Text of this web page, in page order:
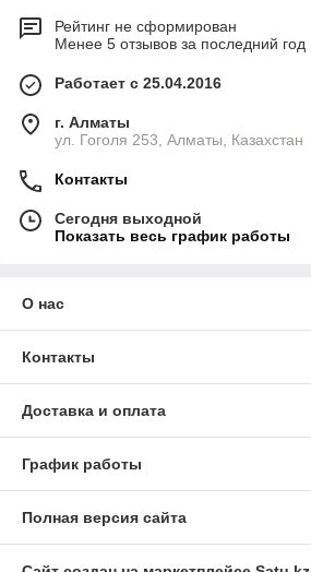
Рейтинг не сформирован
Менее 5 отзывов за последний год
Работает с 25.04.2016
г. Алматы
ул. Гоголя 253, Алматы, Казахстан
Контакты
Сегодня выходной
Показать весь график работы
О нас
Контакты
Доставка и оплата
График работы
Полная версия сайта